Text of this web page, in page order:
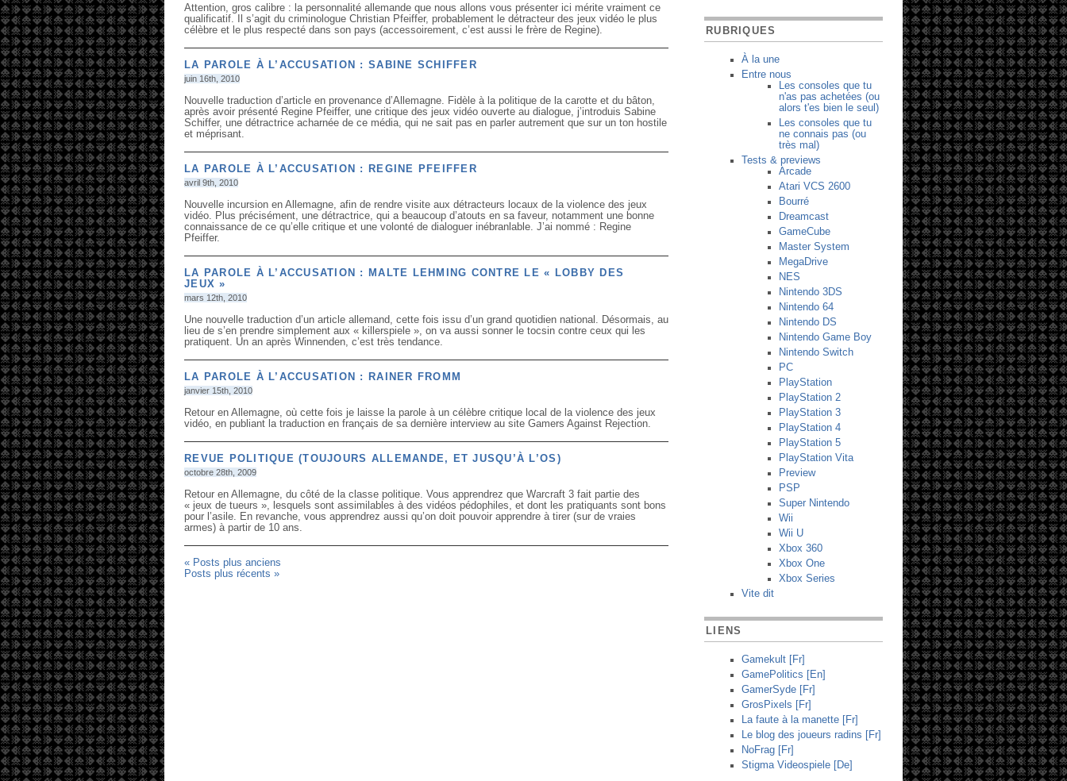
Attention, gros calibre : la personnalité allemande que nous allons vous présenter ici mérite vraiment ce
qualificatif. Il s’agit du criminologue Christian Pfeiffer, probablement le détracteur des jeux vidéo le plus
célèbre et le plus respecté dans son pays (accessoirement, c’est aussi le frère de Regine).
LA PAROLE À L’ACCUSATION : SABINE SCHIFFER
juin 16th, 2010
Nouvelle traduction d’article en provenance d’Allemagne. Fidèle à la politique de la carotte et du bâton,
après avoir présenté Regine Pfeiffer, une critique des jeux vidéo ouverte au dialogue, j’introduis Sabine
Schiffer, une détractrice acharnée de ce média, qui ne sait pas en parler autrement que sur un ton hostile
et méprisant.
LA PAROLE À L’ACCUSATION : REGINE PFEIFFER
avril 9th, 2010
Nouvelle incursion en Allemagne, afin de rendre visite aux détracteurs locaux de la violence des jeux
vidéo. Plus précisément, une détractrice, qui a beaucoup d’atouts en sa faveur, notamment une bonne
connaissance de ce qu’elle critique et une volonté de dialoguer inébranlable. J’ai nommé : Regine
Pfeiffer.
LA PAROLE À L’ACCUSATION : MALTE LEHMING CONTRE LE « LOBBY DES
JEUX »
mars 12th, 2010
Une nouvelle traduction d’un article allemand, cette fois issu d’un grand quotidien national. Désormais, au
lieu de s’en prendre simplement aux « killerspiele », on va aussi sonner le tocsin contre ceux qui les
pratiquent. Un an après Winnenden, c’est très tendance.
LA PAROLE À L’ACCUSATION : RAINER FROMM
janvier 15th, 2010
Retour en Allemagne, où cette fois je laisse la parole à un célèbre critique local de la violence des jeux
vidéo, en publiant la traduction en français de sa dernière interview au site Gamers Against Rejection.
REVUE POLITIQUE (TOUJOURS ALLEMANDE, ET JUSQU’À L’OS)
octobre 28th, 2009
Retour en Allemagne, du côté de la classe politique. Vous apprendrez que Warcraft 3 fait partie des
« jeux de tueurs », lesquels sont assimilables à des vidéos pédophiles, et dont les pratiquants sont bons
pour l’asile. En revanche, vous apprendrez aussi qu’on doit pouvoir apprendre à tirer (sur de vraies
armes) à partir de 10 ans.
« Posts plus anciens
Posts plus récents »
RUBRIQUES
À la une
Entre nous
Les consoles que tu
n'as pas achetées (ou
alors t'es bien le seul)
Les consoles que tu
ne connais pas (ou
très mal)
Tests & previews
Arcade
Atari VCS 2600
Bourré
Dreamcast
GameCube
Master System
MegaDrive
NES
Nintendo 3DS
Nintendo 64
Nintendo DS
Nintendo Game Boy
Nintendo Switch
PC
PlayStation
PlayStation 2
PlayStation 3
PlayStation 4
PlayStation 5
PlayStation Vita
Preview
PSP
Super Nintendo
Wii
Wii U
Xbox 360
Xbox One
Xbox Series
Vite dit
LIENS
Gamekult [Fr]
GamePolitics [En]
GamerSyde [Fr]
GrosPixels [Fr]
La faute à la manette [Fr]
Le blog des joueurs radins [Fr]
NoFrag [Fr]
Stigma Videospiele [De]